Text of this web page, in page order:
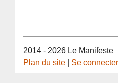
2014 - 2026 Le Manifeste
Plan du site
Se connecter